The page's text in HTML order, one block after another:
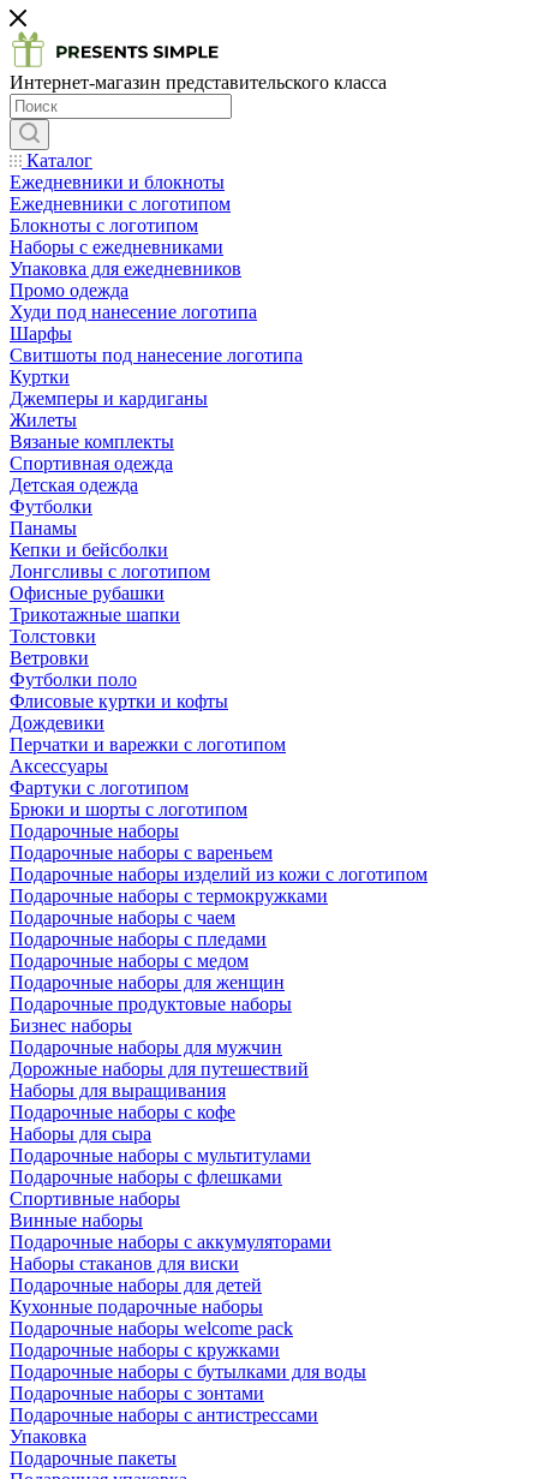
Интернет-магазин представительского класса
Каталог
Ежедневники и блокноты
Ежедневники с логотипом
Блокноты с логотипом
Наборы с ежедневниками
Упаковка для ежедневников
Промо одежда
Худи под нанесение логотипа
Шарфы
Свитшоты под нанесение логотипа
Куртки
Джемперы и кардиганы
Жилеты
Вязаные комплекты
Спортивная одежда
Детская одежда
Футболки
Панамы
Кепки и бейсболки
Лонгсливы с логотипом
Офисные рубашки
Трикотажные шапки
Толстовки
Ветровки
Футболки поло
Флисовые куртки и кофты
Дождевики
Перчатки и варежки с логотипом
Аксессуары
Фартуки с логотипом
Брюки и шорты с логотипом
Подарочные наборы
Подарочные наборы с вареньем
Подарочные наборы изделий из кожи с логотипом
Подарочные наборы с термокружками
Подарочные наборы с чаем
Подарочные наборы с пледами
Подарочные наборы с медом
Подарочные наборы для женщин
Подарочные продуктовые наборы
Бизнес наборы
Подарочные наборы для мужчин
Дорожные наборы для путешествий
Наборы для выращивания
Подарочные наборы с кофе
Наборы для сыра
Подарочные наборы с мультитулами
Подарочные наборы с флешками
Спортивные наборы
Винные наборы
Подарочные наборы с аккумуляторами
Наборы стаканов для виски
Подарочные наборы для детей
Кухонные подарочные наборы
Подарочные наборы welcome pack
Подарочные наборы с кружками
Подарочные наборы с бутылками для воды
Подарочные наборы с зонтами
Подарочные наборы с антистрессами
Упаковка
Подарочные пакеты